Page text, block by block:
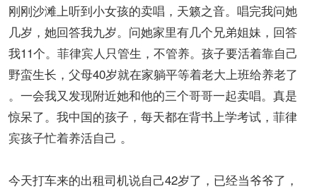
刚刚沙滩上听到小女孩的卖唱，天籁之音。唱完我问她
几岁，她回答我九岁。问她家里有几个兄弟姐妹，回答
我11个。菲律宾人只管生，不管养。孩子要活着靠自己
野蛮生长，父母40岁就在家躺平等着老大上班给养老了
。一会我又发现附近她和他的三个哥哥一起卖唱。真是
惊呆了。我中国的孩子，每天都在背书上学考试，菲律
宾孩子忙着养活自己 。
今天打车来的出租司机说自己42岁了，已经当爷爷了，